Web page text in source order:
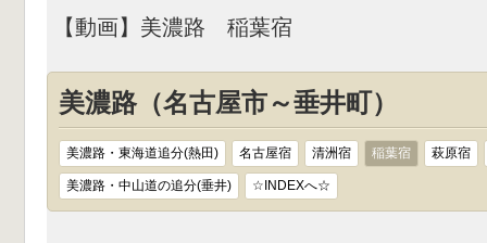
【動画】美濃路 稲葉宿
美濃路（名古屋市～垂井町）
美濃路・東海道追分(熱田) 名古屋宿 清洲宿 稲葉宿 萩原宿
美濃路・中山道の追分(垂井) ☆INDEXへ☆